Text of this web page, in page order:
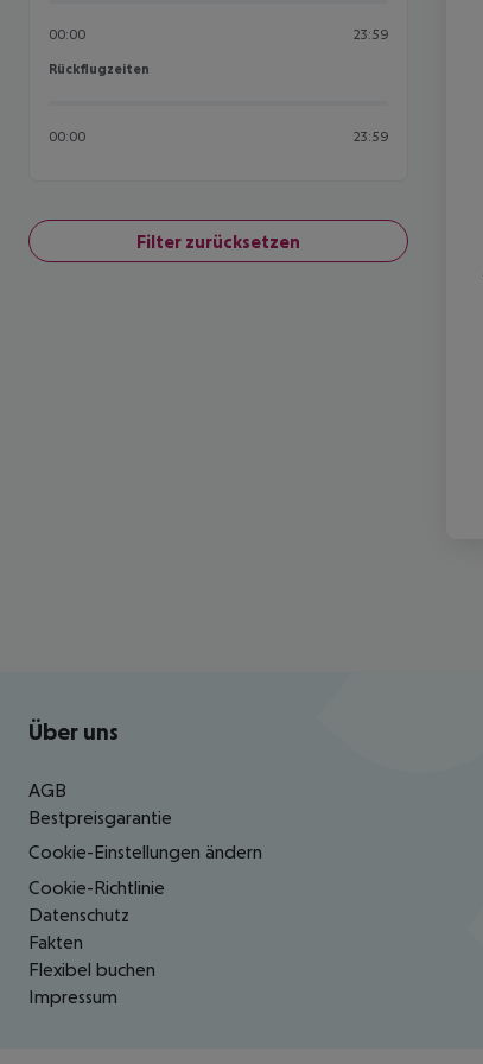
00:00 23:59
Rückflugzeiten
Rückflugzeiten
00:00 23:59
Filter zurücksetzen
Footer navigation
Über uns
AGB
Bestpreisgarantie
Cookie-Einstellungen ändern
Cookie-Richtlinie
Datenschutz
Fakten
Flexibel buchen
Impressum